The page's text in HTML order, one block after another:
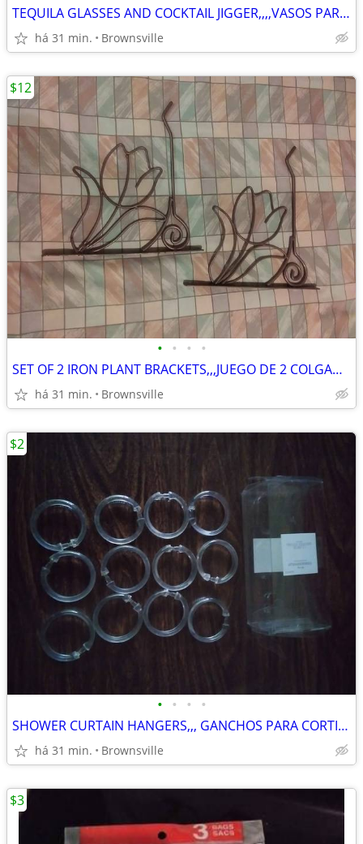
TEQUILA GLASSES AND COCKTAIL JIGGER,,,,VASOS PARA TEQUILA Y MEDIDOR PA
há 31 min. Brownsville
• • • •
SET OF 2 IRON PLANT BRACKETS,,,JUEGO DE 2 COLGADORES DE PLANTAS DE FIE
há 31 min. Brownsville
$12
• • • •
SHOWER CURTAIN HANGERS,,, GANCHOS PARA CORTINA DE REGADERA
há 31 min. Brownsville
$2
$3